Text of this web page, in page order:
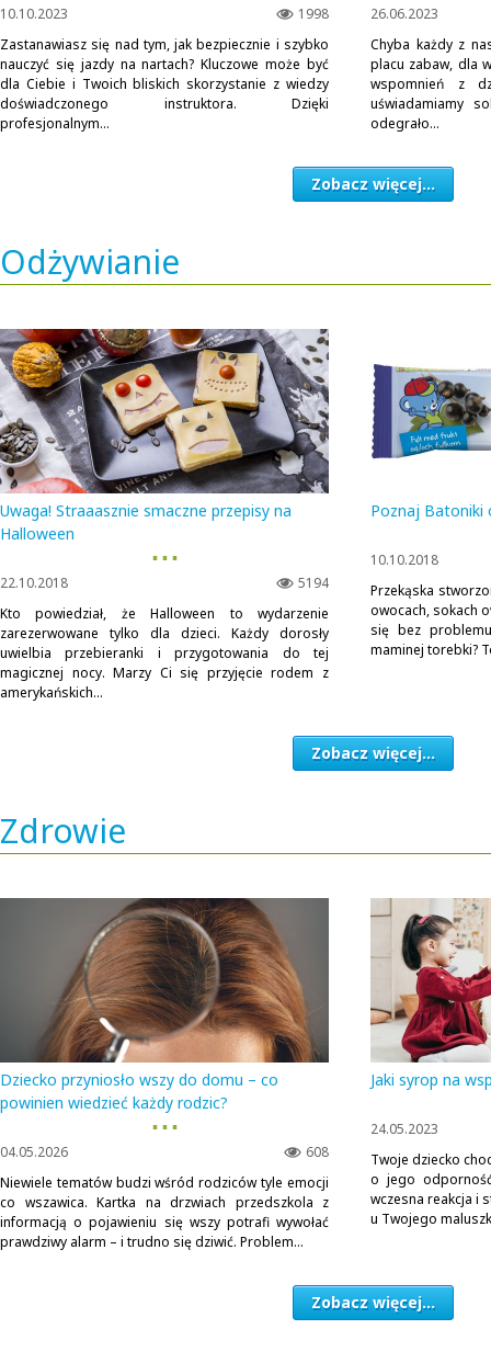
1998
10.10.2023
Zastanawiasz się nad tym, jak bezpiecznie i szybko
nauczyć się jazdy na nartach? Kluczowe może być
dla Ciebie i Twoich bliskich skorzystanie z wiedzy
doświadczonego instruktora. Dzięki
profesjonalnym...
26.06.2023
Chyba każdy z
placu zabaw, dla
wspomnień z
uświadamiamy
odegrało...
Zobacz więcej...
Odżywianie
Uwaga! Straaasznie smaczne przepisy na
Halloween
▪ ▪ ▪
5194
22.10.2018
Kto powiedział, że Halloween to wydarzenie
zarezerwowane tylko dla dzieci. Każdy dorosły
uwielbia przebieranki i przygotowania do tej
magicznej nocy. Marzy Ci się przyjęcie rodem z
amerykańskich...
Poznaj Batoniki
10.10.2018
Przekąska
owocach, sokach
się bez
maminej torebki?
Zobacz więcej...
Zdrowie
Dziecko przyniosło wszy do domu – co
powinien wiedzieć każdy rodzic?
▪ ▪ ▪
608
04.05.2026
Niewiele tematów budzi wśród rodziców tyle emocji
co wszawica. Kartka na drzwiach przedszkola z
informacją o pojawieniu się wszy potrafi wywołać
prawdziwy alarm – i trudno się dziwić. Problem...
Jaki syrop na
24.05.2023
Twoje dziecko
o jego
wczesna reakcja i
u Twojego
Zobacz więcej...